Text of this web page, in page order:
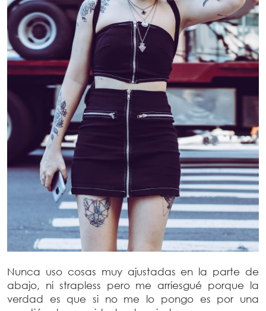
Nunca uso cosas muy ajustadas en la parte de
abajo, ni strapless pero me arriesgué porque la
verdad es que si no me lo pongo es por una